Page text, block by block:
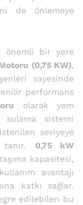
de önlemeye
önemli bir yere
(0,75 KW),
sayesinde
performans
olarak yem
sulama sistemi
seviyeye
tanır. 0,75 kW
kapasitesi,
avantajı
katkı sağlar.
edilebilen bu